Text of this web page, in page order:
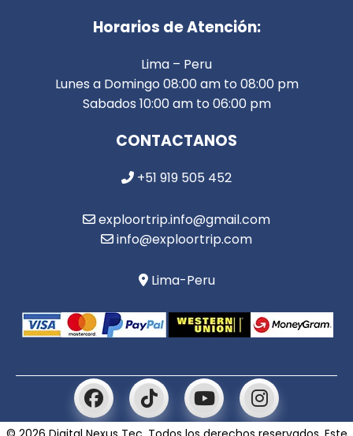
Horarios de Atención:
Lima – Peru
Lunes a Domingo 08:00 am to 08:00 pm
Sabados 10:00 am to 06:00 pm
CONTACTANOS
+51 919 505 452
exploortrip.info@gmail.com
info@exploortrip.com
Lima-Peru